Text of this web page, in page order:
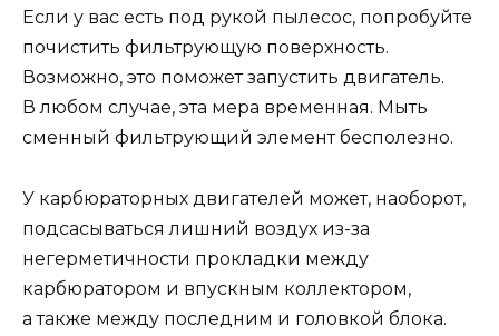
Если у вас есть под рукой пылесос, попробуйте
почистить фильтрующую поверхность.
Возможно, это поможет запустить двигатель.
В любом случае, эта мера временная. Мыть
сменный фильтрующий элемент бесполезно.
У карбюраторных двигателей может, наоборот,
подсасываться лишний воздух из-за
негерметичности прокладки между
карбюратором и впускным коллектором,
а также между последним и головкой блока.